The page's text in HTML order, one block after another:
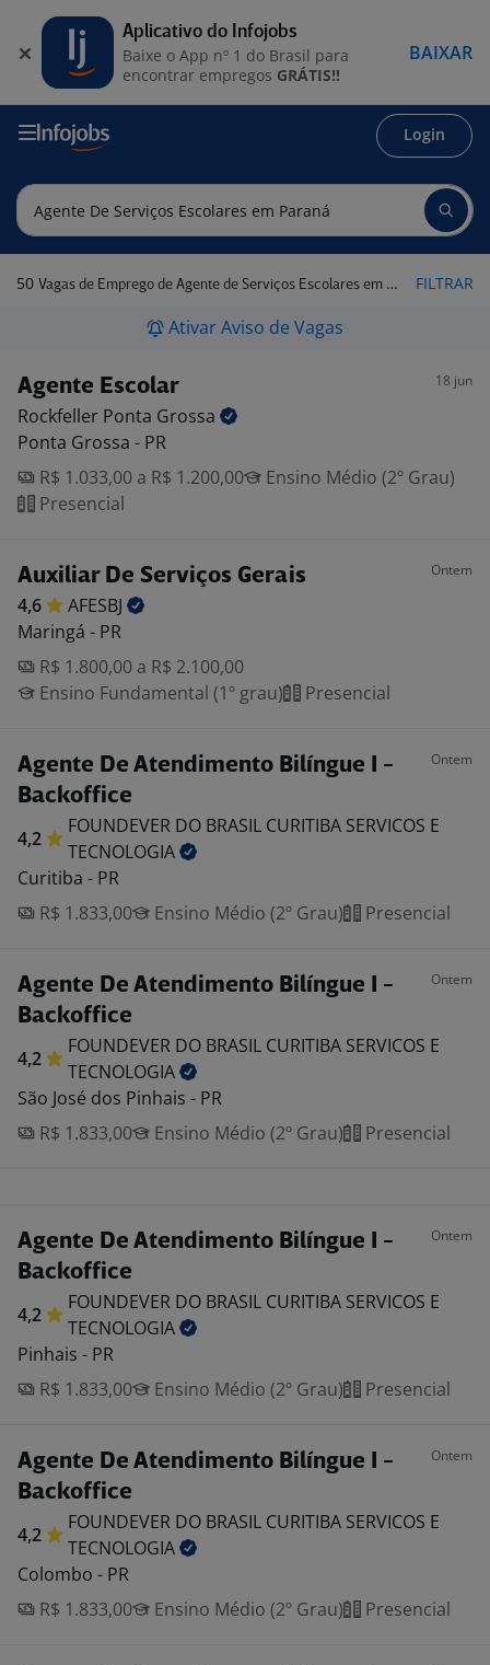
Login
50 Vagas de Emprego de Agente de Serviços Escolares em Paraná FILTRAR
Ativar Aviso de Vagas
Agente Escolar 18 jun
Rockfeller Ponta Grossa
Ponta Grossa - PR
R$ 1.033,00 a R$ 1.200,00
Ensino Médio (2º Grau)
Presencial
Auxiliar De Serviços Gerais Ontem
4,6
AFESBJ
Maringá - PR
R$ 1.800,00 a R$ 2.100,00
Ensino Fundamental (1º grau)
Presencial
Agente De Atendimento Bilíngue I -
Backoffice
Ontem
4,2
FOUNDEVER DO BRASIL CURITIBA SERVICOS E
TECNOLOGIA
Curitiba - PR
R$ 1.833,00
Ensino Médio (2º Grau) Presencial
Agente De Atendimento Bilíngue I -
Backoffice
Ontem
4,2
FOUNDEVER DO BRASIL CURITIBA SERVICOS E
TECNOLOGIA
São José dos Pinhais - PR
R$ 1.833,00
Ensino Médio (2º Grau) Presencial
Agente De Atendimento Bilíngue I -
Backoffice
Ontem
4,2
FOUNDEVER DO BRASIL CURITIBA SERVICOS E
TECNOLOGIA
Pinhais - PR
R$ 1.833,00
Ensino Médio (2º Grau) Presencial
Agente De Atendimento Bilíngue I -
Backoffice
Ontem
4,2
FOUNDEVER DO BRASIL CURITIBA SERVICOS E
TECNOLOGIA
Colombo - PR
R$ 1.833,00
Ensino Médio (2º Grau) Presencial
Aplicativo do Infojobs
Baixe o App nº 1 do Brasil para
encontrar empregos GRÁTIS!!
BAIXAR